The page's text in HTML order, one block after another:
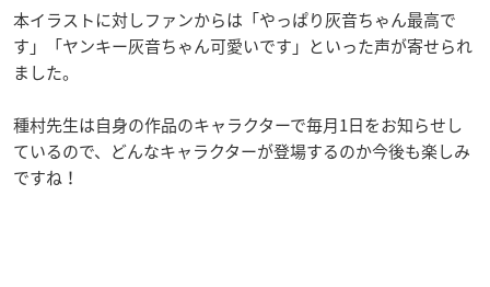
本イラストに対しファンからは「やっぱり灰音ちゃん最高で
す」「ヤンキー灰音ちゃん可愛いです」といった声が寄せられ
ました。
種村先生は自身の作品のキャラクターで毎月1日をお知らせし
ているので、どんなキャラクターが登場するのか今後も楽しみ
ですね！